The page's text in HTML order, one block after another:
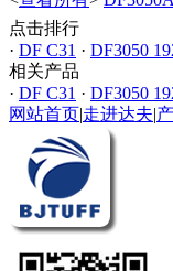
点击排行
· DF C31 · DF3050
相关产品
· DF C31 · DF3050
网站首页|走进达夫|